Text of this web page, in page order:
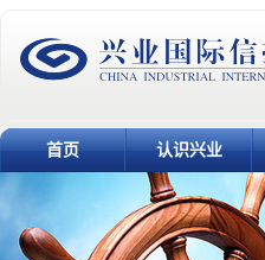
首页 认识兴业